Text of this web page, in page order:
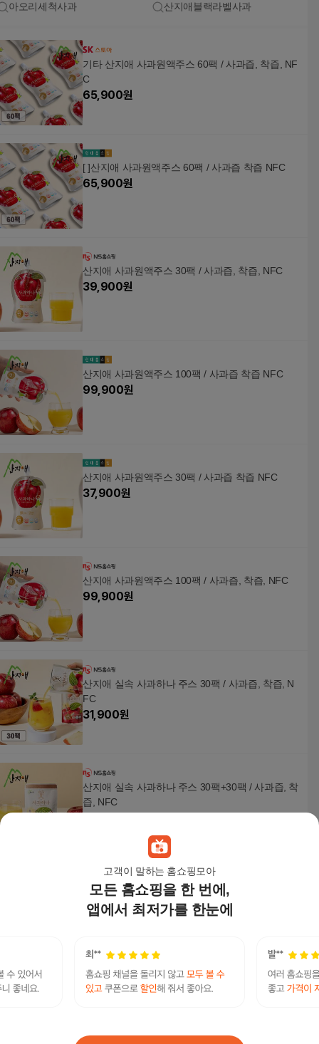
고객이 말하는 홈쇼핑모아
모든 홈쇼핑을 한 번에,
앱에서 최저가를 한눈에
아오리세척사과 산지애블랙라벨사과
기타 산지애 사과원액주스 60팩 / 사과즙, 착즙, NF
C
65,900원
[ ]산지애 사과원액주스 60팩 / 사과즙 착즙 NFC
65,900원
산지애 사과원액주스 30팩 / 사과즙, 착즙, NFC
39,900원
산지애 사과원액주스 100팩 / 사과즙 착즙 NFC
99,900원
산지애 사과원액주스 30팩 / 사과즙 착즙 NFC
37,900원
산지애 사과원액주스 100팩 / 사과즙, 착즙, NFC
99,900원
산지애 실속 사과하나 주스 30팩 / 사과즙, 착즙, N
FC
31,900원
산지애 실속 사과하나 주스 30팩+30팩 / 사과즙, 착
즙, NFC
산지애 사과주스, 120ml, 90개
89,700원
산지애 사과하나 원액주스 30팩 사과즙 착즙, 30